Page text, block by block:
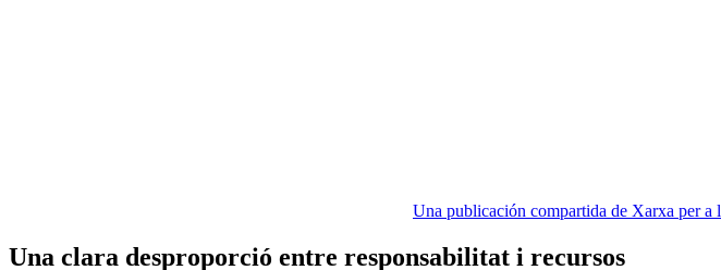
Una publicación compartida de Xarxa per
Una clara desproporció entre responsabilitat i recursos